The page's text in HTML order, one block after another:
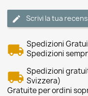
Scrivi la tua
Spedizioni
Spedizioni
Spedizioni
Svizzera)
Gratuite per ordini